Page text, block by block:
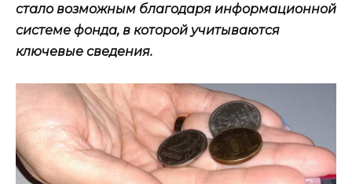
стало возможным благодаря информационной
системе фонда, в которой учитываются
ключевые сведения.